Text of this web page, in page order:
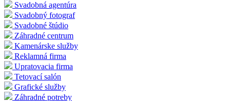
Svadobná agentúra
Svadobný fotograf
Svadobné štúdio
Záhradné centrum
Kamenárske služby
Reklamná firma
Upratovacia firma
Tetovací salón
Grafické služby
Záhradné potreby